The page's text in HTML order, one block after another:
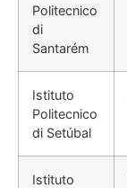
Politecnico
di
Santarém
Istituto
Politecnico
di Setúbal
Istituto